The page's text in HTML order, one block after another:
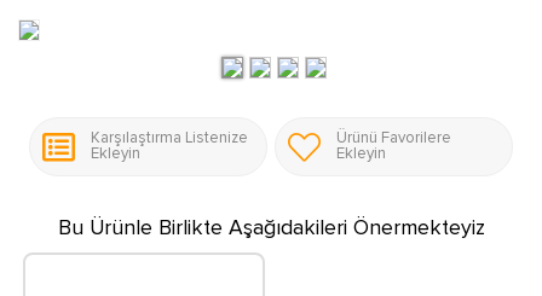
Karşılaştırma Listenize
Ekleyin
Ürünü Favorilere
Ekleyin
Bu Ürünle Birlikte Aşağıdakileri Önermekteyiz